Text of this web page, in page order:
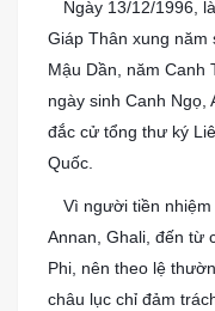
Ngày 13/12/1996,
Giáp Thân xung năm
Mậu Dần, năm Canh
ngày sinh Canh Ngọ,
đắc cử tổng thư ký
Quốc.
Vì người tiền nhiệm
Annan, Ghali, đến từ
Phi, nên theo lệ
châu lục chỉ đảm